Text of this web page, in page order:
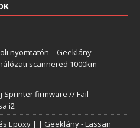
nyomtatón – Geeklány-
scannered 1000km
Sprinter firmware // Fail –
i2
Epoxy | | Geeklány-Lassan